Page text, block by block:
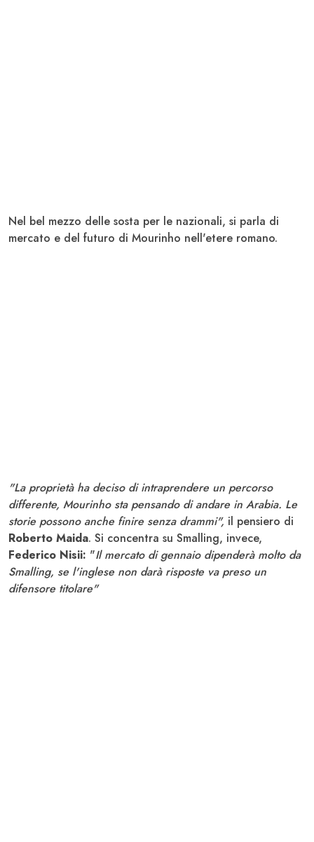
Nel bel mezzo delle sosta per le nazionali, si parla di
mercato e del futuro di Mourinho nell'etere romano.
"La proprietà ha deciso di intraprendere un percorso
differente, Mourinho sta pensando di andare in Arabia. Le
storie possono anche finire senza drammi", il pensiero di
Roberto Maida. Si concentra su Smalling, invece,
Federico Nisii: "Il mercato di gennaio dipenderà molto da
Smalling, se l'inglese non darà risposte va preso un
difensore titolare"